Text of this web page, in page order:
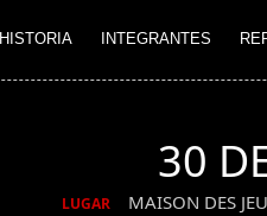
HISTORIA INTEGRANTES
30
LUGAR MAISON DES